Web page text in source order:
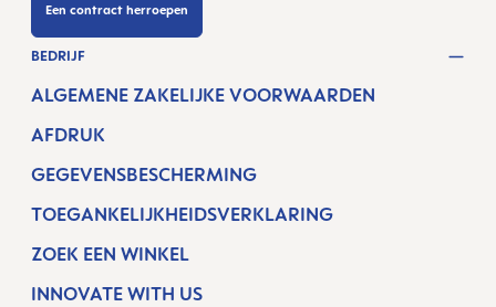
Een contract herroepen
BEDRIJF
ALGEMENE ZAKELIJKE VOORWAARDEN
AFDRUK
GEGEVENSBESCHERMING
TOEGANKELIJKHEIDSVERKLARING
ZOEK EEN WINKEL
INNOVATE WITH US